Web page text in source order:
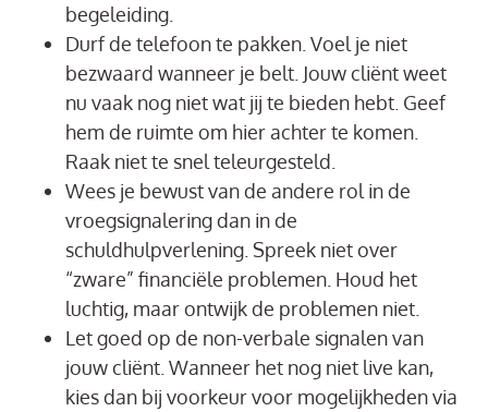
begeleiding.
Durf de telefoon te pakken. Voel je niet
bezwaard wanneer je belt. Jouw cliënt weet
nu vaak nog niet wat jij te bieden hebt. Geef
hem de ruimte om hier achter te komen.
Raak niet te snel teleurgesteld.
Wees je bewust van de andere rol in de
vroegsignalering dan in de
schuldhulpverlening. Spreek niet over
“zware” financiële problemen. Houd het
luchtig, maar ontwijk de problemen niet.
Let goed op de non-verbale signalen van
jouw cliënt. Wanneer het nog niet live kan,
kies dan bij voorkeur voor mogelijkheden via